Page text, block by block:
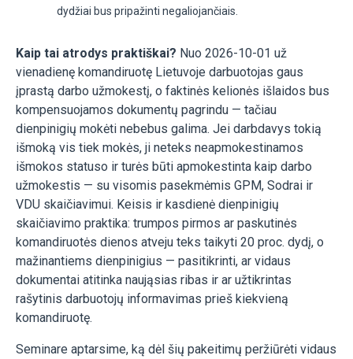
dydžiai bus pripažinti negaliojančiais.
Kaip tai atrodys praktiškai? Nuo 2026-10-01 už
vienadienę komandiruotę Lietuvoje darbuotojas gaus
įprastą darbo užmokestį, o faktinės kelionės išlaidos bus
kompensuojamos dokumentų pagrindu — tačiau
dienpinigių mokėti nebebus galima. Jei darbdavys tokią
išmoką vis tiek mokės, ji neteks neapmokestinamos
išmokos statuso ir turės būti apmokestinta kaip darbo
užmokestis — su visomis pasekmėmis GPM, Sodrai ir
VDU skaičiavimui. Keisis ir kasdienė dienpinigių
skaičiavimo praktika: trumpos pirmos ar paskutinės
komandiruotės dienos atveju teks taikyti 20 proc. dydį, o
mažinantiems dienpinigius — pasitikrinti, ar vidaus
dokumentai atitinka naująsias ribas ir ar užtikrintas
rašytinis darbuotojų informavimas prieš kiekvieną
komandiruotę.
Seminare aptarsime, ką dėl šių pakeitimų peržiūrėti vidaus